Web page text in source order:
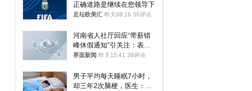
正确道路是继续在您领导下
足坛欧美汇 昨天08:16 56评论
河南省人社厅回应“带薪错
峰休假通知”引关注：表述
不够准确，待修改后印发
界面新闻 昨天15:41 38评论
男子平均每天睡眠7小时，
却三年2次脑梗，医生：这